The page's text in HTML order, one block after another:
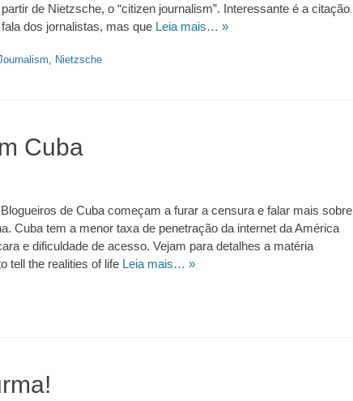
de Nietzsche, o “citizen journalism”. Interessante é a citação
dos jornalistas, mas que Leia mais… »
, Nietzsche
Cuba
de Cuba começam a furar a censura e falar mais sobre
Cuba tem a menor taxa de penetração da internet da América
e dificuldade de acesso. Vejam para detalhes a matéria
tell the realities of life Leia mais… »